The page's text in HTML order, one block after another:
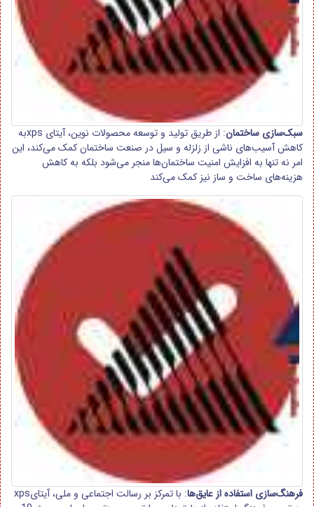
سبک‌سازی ساختمان
: از طریق تولید و توسعه محصولات نوین، آیتای xpsبه
کاهش آسیب‌های ناشی از زلزله و سیل در صنعت ساختمان کمک می‌کند، این
امر نه تنها به افزایش امنیت ساختمان‌ها منجر می‌شود بلکه به کاهش
هزینه‌های ساخت و ساز نیز کمک می‌کند
فرهنگ‌سازی استفاده از عایق‌ها
: با تمرکز بر رسالت اجتماعی و ملی، آیتایxps